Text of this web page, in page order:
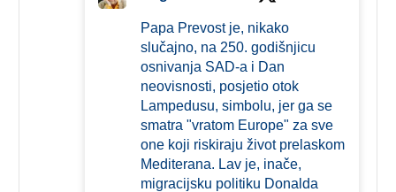
Papa Prevost je, nikako
slučajno, na 250. godišnjicu
osnivanja SAD-a i Dan
neovisnosti, posjetio otok
Lampedusu, simbolu, jer ga se
smatra "vratom Europe" za sve
one koji riskiraju život prelaskom
Mediterana. Lav je, inače,
migracijsku politiku Donalda